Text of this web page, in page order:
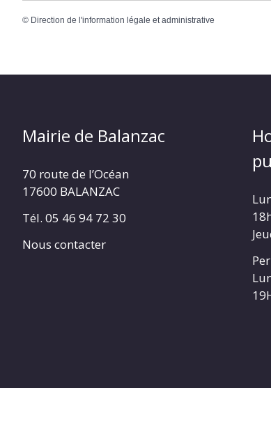
© Direction de l'information légale et administrative
Mairie de Balanzac
70 route de l’Océan
17600 BALANZAC
Tél. 05 46 94 72 30
Nous contacter